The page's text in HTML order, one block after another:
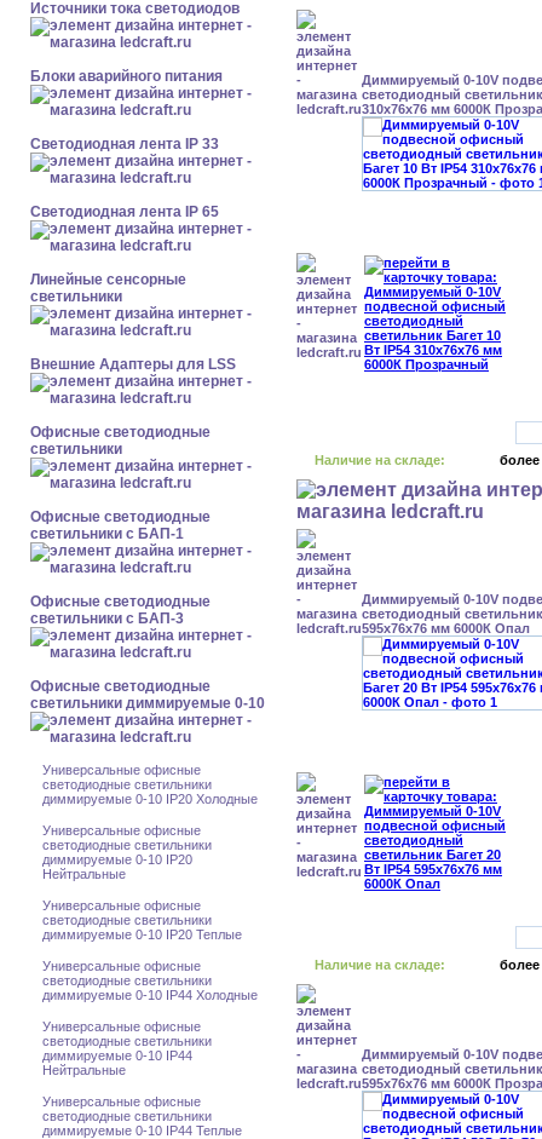
Источники тока светодиодов
Блоки аварийного питания
Светодиодная лента IP 33
Светодиодная лента IP 65
Линейные сенсорные
светильники
Внешние Адаптеры для LSS
Офисные светодиодные
светильники
Офисные светодиодные
светильники с БАП-1
Офисные светодиодные
светильники с БАП-3
Офисные светодиодные
светильники диммируемые 0-10
Универсальные офисные
светодиодные светильники
диммируемые 0-10 IP20 Холодные
Универсальные офисные
светодиодные светильники
диммируемые 0-10 IP20
Нейтральные
Универсальные офисные
светодиодные светильники
диммируемые 0-10 IP20 Теплые
Универсальные офисные
светодиодные светильники
диммируемые 0-10 IP44 Холодные
Универсальные офисные
светодиодные светильники
диммируемые 0-10 IP44
Нейтральные
Универсальные офисные
светодиодные светильники
диммируемые 0-10 IP44 Теплые
Диммируемый 0-10V
светодиодный светильник
310x76x76 мм 6000К
Наличие на складе: более
Диммируемый 0-10V
светодиодный светильник
595x76x76 мм 6000К Опал
Наличие на складе: более
Диммируемый 0-10V
светодиодный светильник
595x76x76 мм 6000К